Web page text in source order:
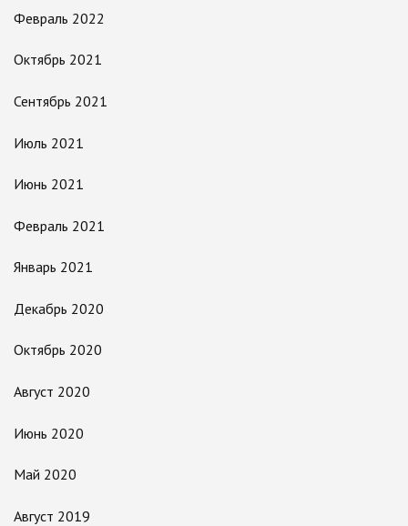
Февраль 2022
Октябрь 2021
Сентябрь 2021
Июль 2021
Июнь 2021
Февраль 2021
Январь 2021
Декабрь 2020
Октябрь 2020
Август 2020
Июнь 2020
Май 2020
Август 2019